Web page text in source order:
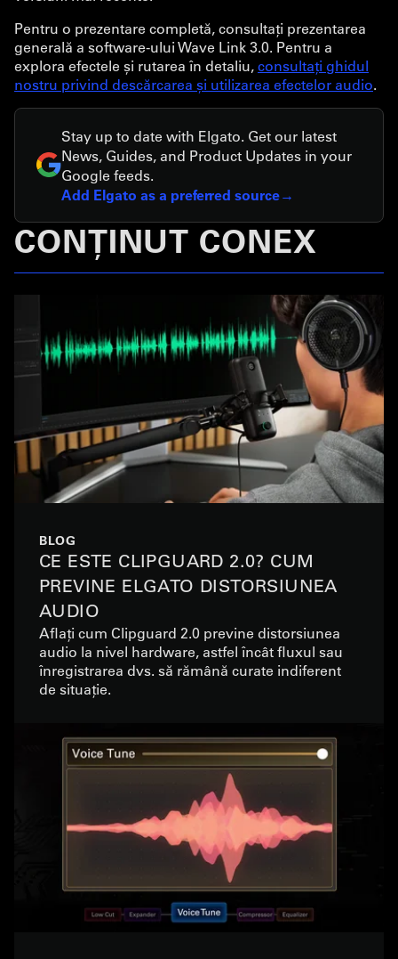
Pentru o prezentare completă, consultați prezentarea
generală a software-ului Wave Link 3.0. Pentru a
explora efectele și rutarea în detaliu,consultați ghidul
nostru privind descărcarea și utilizarea efectelor audio.
Stay up to date with Elgato. Get our latest
News, Guides, and Product Updates in your
Google feeds.
Add Elgato as a preferred source
CONȚINUT CONEX
BLOG
CE ESTE CLIPGUARD 2.0? CUM
PREVINE ELGATO DISTORSIUNEA
AUDIO
Aflați cum Clipguard 2.0 previne distorsiunea
audio la nivel hardware, astfel încât fluxul sau
înregistrarea dvs. să rămână curate indiferent
de situație.